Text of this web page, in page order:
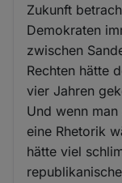
Zukunft
Demokraten
zwischen
Rechten hätte
vier Jahren
Und wenn
eine Rhetorik
hätte viel